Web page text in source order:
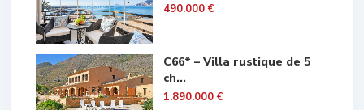
490.000 €
C66* – Villa rustique de 5
ch...
1.890.000 €